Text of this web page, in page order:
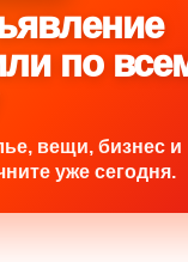
по
вещи, бизнес и
уже сегодня.